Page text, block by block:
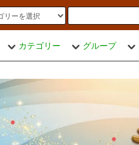
カテゴリー グループ